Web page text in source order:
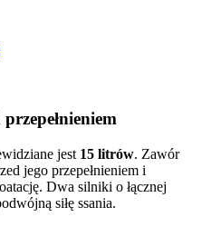
jest 15 litrów. Zawór
jego przepełnieniem i
Dwa silniki o łącznej
siłę ssania.